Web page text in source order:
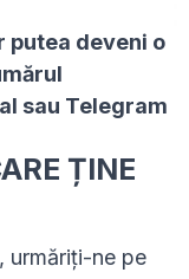
putea deveni o
sau Telegram
ȚINE
urmăriți-ne pe